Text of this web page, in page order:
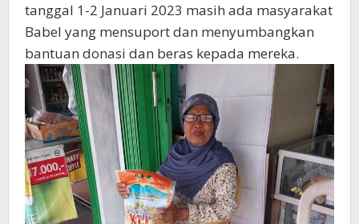
tanggal 1-2 Januari 2023 masih ada masyarakat
Babel yang mensuport dan menyumbangkan
bantuan donasi dan beras kepada mereka.